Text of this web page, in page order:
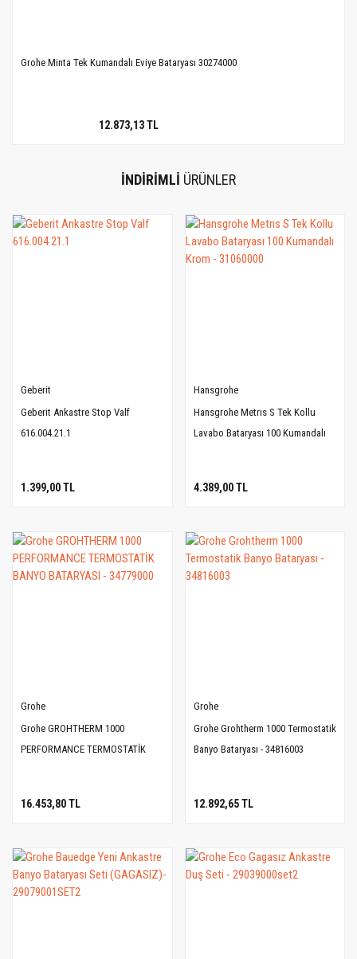
Grohe Minta Tek Kumandalı Eviye Bataryası 30274000
12.873,13 TL
İNDİRİMLİ ÜRÜNLER
Geberit
Geberit Ankastre Stop Valf
616.004.21.1
1.399,00 TL
Hansgrohe
Hansgrohe Metrıs S Tek Kollu
Lavabo Bataryası 100 Kumandalı
4.389,00 TL
Grohe
Grohe GROHTHERM 1000
PERFORMANCE TERMOSTATİK
16.453,80 TL
Grohe
Grohe Grohtherm 1000 Termostatik
Banyo Bataryası - 34816003
12.892,65 TL